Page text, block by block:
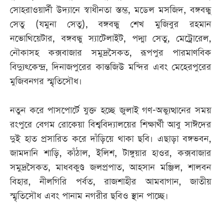
সোহরাওয়ার্দী উদ্যানে স্বাধীনতা স্তম্ভ, মডেল মসজিদ, বঙ্গবন্ধু
সেতু (যমুনা সেতু), বঙ্গবন্ধু শেখ মুজিবুর রহমান
নভোথিয়েটার, বঙ্গবন্ধু স্যাটেলাইট, পদ্মা সেতু, মেট্রোরেল,
নৌকাসহ কক্সবাজার সমুদ্রসৈকত, রূপপুর পারমাণবিক
বিদ্যুৎকেন্দ্র, দিনাজপুরের কান্তজিউ মন্দির এবং মেহেরপুরের
মুজিবনগর স্মৃতিসৌধ।
নতুন করে পাসপোর্টে যুক্ত হচ্ছে জুলাই গণ-অভ্যুত্থানের সময়
রংপুরে বেগম রোকেয়া বিশ্ববিদ্যালয়ের শিক্ষার্থী আবু সাঈদের
দুই হাত প্রসারিত করে দাঁড়িয়ে থাকা ছবি। এছাড়া বঙ্গভবন,
জামদানি শাড়ি, কাঁঠাল, ইলিশ, টাঙ্গুয়ার হাওর, কক্সবাজার
সমুদ্রসৈকত, মাধবকুণ্ড জলপ্রপাত, আহসান মঞ্জিল, শালবন
বিহার, নীলগিরি পর্বত, রাজশাহীর আমবাগান, জাতীয়
স্মৃতিসৌধ এবং পানাম নগরীর ছবিও স্থান পাচ্ছে।